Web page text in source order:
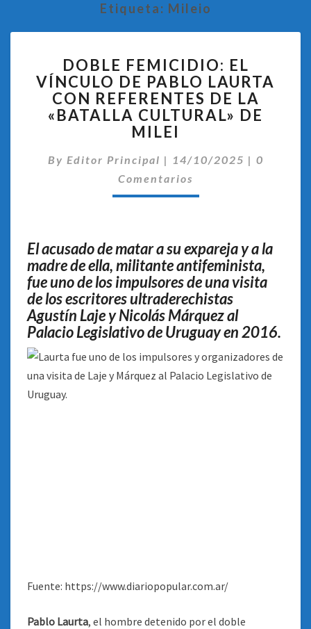
Etiqueta: Mileio
FEMICIDIO:
EL
VÍNCULO
DE
PABLO
LAURTA
CON
REFERENTES
DE
MILEI
DOBLE FEMICIDIO: EL
VÍNCULO DE PABLO LAURTA
CON REFERENTES DE LA
«BATALLA CULTURAL» DE
MILEI
By Editor Principal | 14/10/2025 | 0
Comentarios
El acusado de matar a su expareja y a la
madre de ella, militante antifeminista,
fue uno de los impulsores de una visita
de los escritores ultraderechistas
Agustín Laje y Nicolás Márquez al
Palacio Legislativo de Uruguay en 2016.
Fuente: https://www.diariopopular.com.ar/
Pablo Laurta, el hombre detenido por el doble